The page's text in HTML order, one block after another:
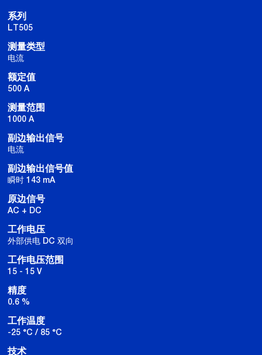
系列
LT505
测量类型
电流
额定值
500 A
测量范围
1000 A
副边输出信号
电流
副边输出信号值
瞬时 143 mA
原边信号
AC + DC
工作电压
外部供电 DC 双向
工作电压范围
15 - 15 V
精度
0.6 %
工作温度
-25 °C / 85 °C
技术